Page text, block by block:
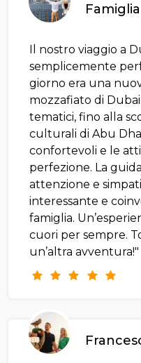
Il nostro viaggio a
semplicemente
giorno era una
mozzafiato di
tematici, fino alla
culturali di Abu
confortevoli e le
perfezione. La
attenzione e
interessante e
famiglia.
cuori per sempre.
un’altra avventura!"